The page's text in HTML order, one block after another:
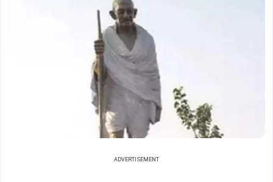
ADVERTISEMENT